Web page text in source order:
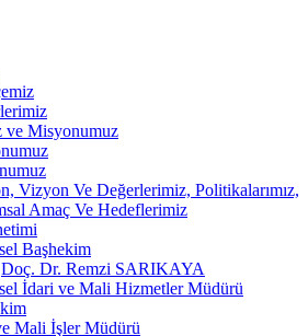
ve Misyonumuz
Vizyon Ve Değerlerimiz, Politikalarımız,
Amaç Ve Hedeflerimiz
Başhekim
Doç. Dr. Remzi SARIKAYA
İdari ve Mali Hizmetler Müdürü
Mali İşler Müdürü